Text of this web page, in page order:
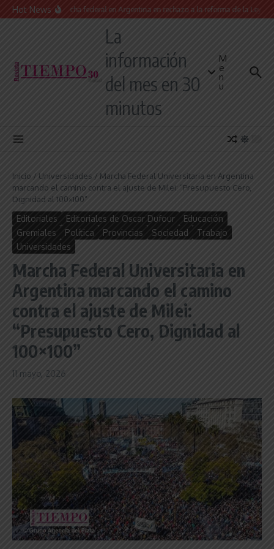
Saltar al contenido
Hot News
Masiva marcha federal en Argentina en rechazo a la reforma de la Ley de
La
información
del mes en 30
minutos
M
e
n
u
Inicio / Universidades / Marcha Federal Universitaria en Argentina
marcando el camino contra el ajuste de Milei: “Presupuesto Cero,
Dignidad al 100×100”
Editoriales Editoriales de Oscar Dufour
Educación
Gremiales
Política Provincias Sociedad
Trabajo
Universidades
Marcha Federal Universitaria en
Argentina marcando el camino
contra el ajuste de Milei:
“Presupuesto Cero, Dignidad al
100×100”
11 mayo, 2026